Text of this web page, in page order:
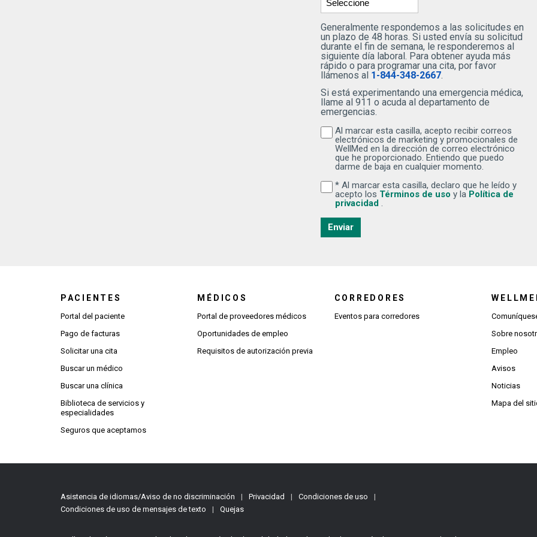
Generalmente respondemos a las solicitudes en
un plazo de 48 horas. Si usted envía su solicitud
durante el fin de semana, le responderemos al
siguiente día laboral. Para obtener ayuda más
rápido o para programar una cita, por favor
llámenos al 1-844-348-2667.
Si está experimentando una emergencia médica,
llame al 911 o acuda al departamento de
emergencias.
Al marcar esta casilla, acepto recibir correos
Al marcar esta casilla, acepto recibir correos
electrónicos de marketing y promocionales de
WellMed en la dirección de correo electrónico
que he proporcionado. Entiendo que puedo
darme de baja en cualquier momento.
Al marcar esta casilla, declaro que he leído y
* Al marcar esta casilla, declaro que he leído y
acepto los Términos de uso (Se abre una
y la Política de
privacidad
(Se abre una ventana nueva)
.
Enviar
PACIENTES
Portal del paciente
Pago de facturas
Solicitar una cita
Buscar un médico
Buscar una clínica
Biblioteca de servicios y
especialidades
Seguros que aceptamos
MÉDICOS
Portal de proveedores médicos(Se abre una ventana nueva)
Oportunidades de empleo
Requisitos de autorización previa
CORREDORES
Eventos para corredores
Sobre
Empleo
Avisos
Noticias
Mapa del
Asistencia de idiomas/Aviso de no discriminación | Privacidad | Condiciones de uso
|
Condiciones de uso de mensajes de texto
| Quejas